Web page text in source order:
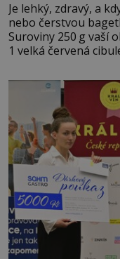
Je lehký, zdravý, a
nebo čerstvou
Suroviny 250 g vaší oblíbené čočky 150 g cherry rajčátek
1 velká červená